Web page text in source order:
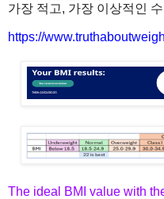
가장 적고, 가장 이상적인
https://
The ideal BMI value with